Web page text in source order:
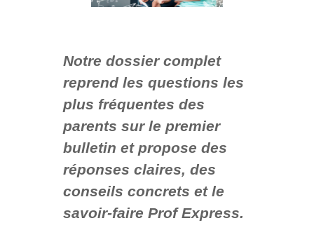
Notre dossier complet
reprend les questions les
plus fréquentes des
parents sur le premier
bulletin et propose des
réponses claires, des
conseils concrets et le
savoir-faire Prof Express.